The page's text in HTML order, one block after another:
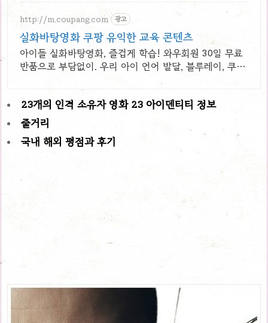
http://m.coupang.com 광고
실화바탕영화 쿠팡 유익한 교육 콘텐츠
아이들 실화바탕영화, 즐겁게 학습! 와우회원 30일 무료
반품으로 부담없이. 우리 아이 언어 발달, 블루레이, 쿠팡
23개의 인격 소유자 영화 23 아이덴티티 정보
줄거리
국내 해외 평점과 후기